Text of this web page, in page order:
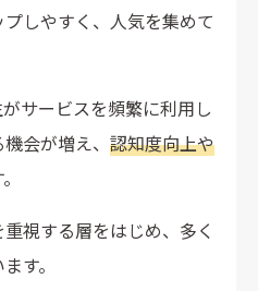
しやすく、人気を集めて
サービスを頻繁に利用し
会が増え、 認知度向上や
視する層をはじめ、多く
す。